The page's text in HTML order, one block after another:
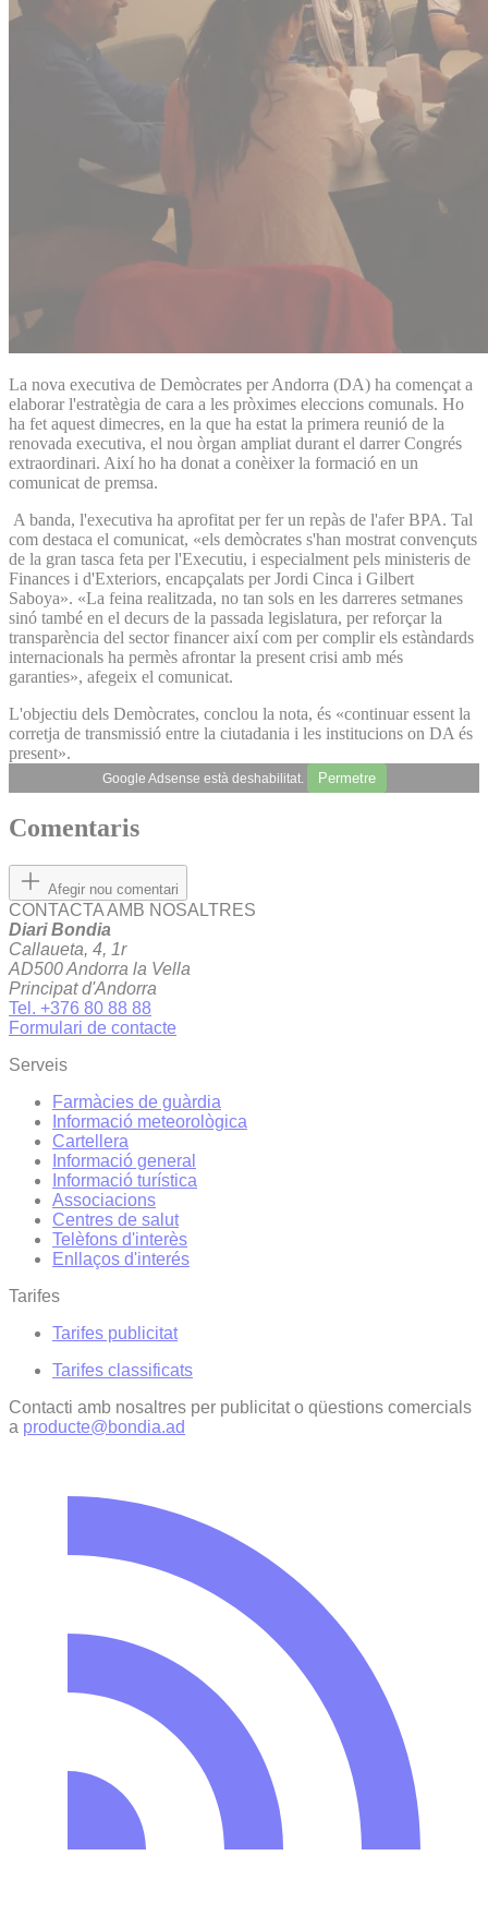
La nova executiva de Demòcrates per Andorra (DA) ha començat a
elaborar l'estratègia de cara a les pròximes eleccions comunals. Ho
ha fet aquest dimecres, en la que ha estat la primera reunió de la
renovada executiva, el nou òrgan ampliat durant el darrer Congrés
extraordinari. Així ho ha donat a conèixer la formació en un
comunicat de premsa.
A banda, l'executiva ha aprofitat per fer un repàs de l'afer BPA. Tal
com destaca el comunicat, «els demòcrates s'han mostrat convençuts
de la gran tasca feta per l'Executiu, i especialment pels ministeris de
Finances i d'Exteriors, encapçalats per Jordi Cinca i Gilbert
Saboya». «La feina realitzada, no tan sols en les darreres setmanes
sinó també en el decurs de la passada legislatura, per reforçar la
transparència del sector financer així com per complir els estàndards
internacionals ha permès afrontar la present crisi amb més
garanties», afegeix el comunicat.
L'objectiu dels Demòcrates, conclou la nota, és «continuar essent la
corretja de transmissió entre la ciutadania i les institucions on DA és
present».
Google Adsense està deshabilitat. Permetre
Comentaris
Afegir nou comentari
CONTACTA AMB NOSALTRES
Diari Bondia
Callaueta, 4, 1r
AD500 Andorra la Vella
Principat d'Andorra
Tel. +376 80 88 88
Formulari de contacte
Serveis
Farmàcies de guàrdia
Informació meteorològica
Cartellera
Informació general
Informació turística
Associacions
Centres de salut
Telèfons d'interès
Enllaços d'interés
Tarifes
Tarifes publicitat
Tarifes classificats
Contacti amb nosaltres per publicitat o qüestions comercials
a producte@bondia.ad